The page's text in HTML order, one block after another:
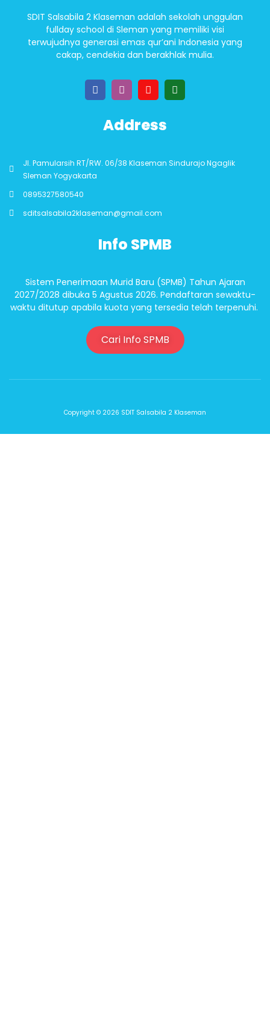
SDIT Salsabila 2 Klaseman adalah sekolah unggulan
fullday school di Sleman yang memiliki visi
terwujudnya generasi emas qur’ani Indonesia yang
cakap, cendekia dan berakhlak mulia.
Address
Jl. Pamularsih RT/RW. 06/38 Klaseman Sindurajo Ngaglik
Sleman Yogyakarta
0895327580540
sditsalsabila2klaseman@gmail.com
Info SPMB
Sistem Penerimaan Murid Baru (SPMB) Tahun Ajaran
2027/2028 dibuka 5 Agustus 2026. Pendaftaran sewaktu-
waktu ditutup apabila kuota yang tersedia telah terpenuhi.
Cari Info SPMB
Copyright © 2026 SDIT Salsabila 2 Klaseman